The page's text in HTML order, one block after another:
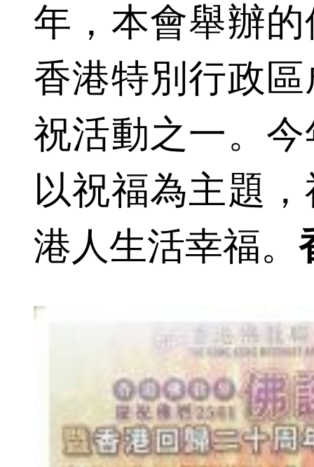
年，本會舉辦
香港特別行政
祝活動之一。
以祝福為主題
港人生活幸福。